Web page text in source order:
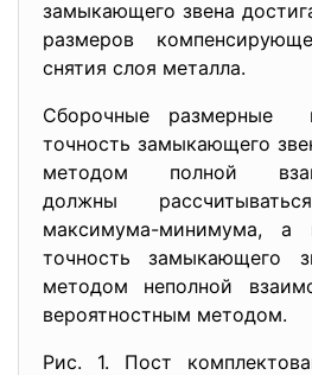
замыкающего звена
размеров
снятия слоя металла.
Сборочные размерные
точность замыкающего
методом полной
должны
максимума-минимума, а
точность замыкающего
методом неполной
вероятностным методом.
Рис. 1. Пост